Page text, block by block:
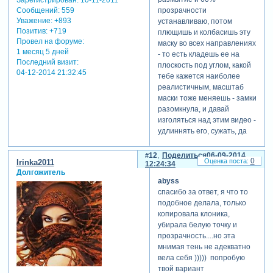
кровавое дерево («сонная
лощина», оттуда же взяла я
дерево мертвых), кровавые
реки («жатва»), скульптура
ангел-демон
(«иллюминати»), клишовые
вытянутые тени от
могильных камней и
деревьев, потеки крови из
глаз мраморных ангелов,
которые во многих
фильмах уж мелькали...
объясню также эти потеки
крови на могильных плитах,
предполагается, что
параллельно с моей
героиней в этот ад
попадают и другие жертвы
вероломного демона, но
они как бы бесплотны, то
есть невидимы для немо,
она бредет своей дорогою
одна, когда же кто-то из тех
ягодка, и вам спасибо, уж
простите, что с кувшином
так пообломала - честно, я
старалась, но прога
попросту мне не дала такой
эффект поставить в
красном цвете - а воды мне
лить без надобности было
)
отредактировано abyss (06-
09-2014 11:30:37)
Сообщений:559
Уважение: +893
Позитив: +719
Провел на форуме:
1 месяц 5 дней
Последний визит:
04-12-2014 21:32:45
прозрачности
устанавливаю, потом
плющишь и колбасишь эту
маску во всех направлениях
- то есть кладешь ее на
плоскость под углом, какой
тебе кажется наиболее
реалистичным, масштаб
маски тоже меняешь - замки
разомкнула, и давай
изголяться над этим видео -
удлиннять его, сужать, да
потом подкладываешь эту
тень под видео айклоника.
бывает проблематично
гонять эту тень вслед за
моделью, если аватар
сначала, скажем, стоит на
месте, потом куда-то
припустил бродить по
слайду - ты же там под
углом тень кладешь,
Поделиться
12
06-09-2014
12:24:34
Irinka2011
Долгожитель
abyss
спасибо за ответ, я что то
подобное делала, только
копировала клоника,
убирала белую точку и
прозрачность....но эта
мнимая тень не адекватно
вела себя ))))) попробую
твой вариант
0